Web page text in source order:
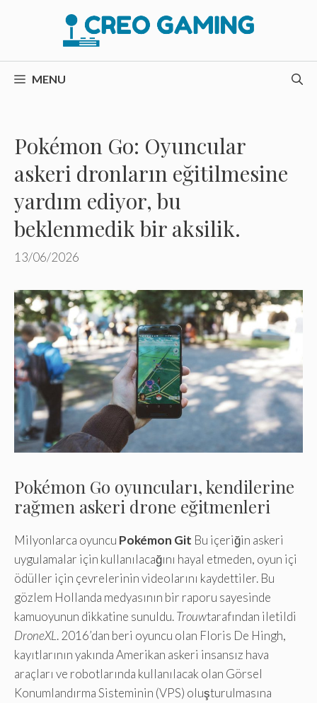
MENU
Pokémon Go: Oyuncular
askeri dronların eğitilmesine
yardım ediyor, bu
beklenmedik bir aksilik.
13/06/2026
Pokémon Go oyuncuları, kendilerine
rağmen askeri drone eğitmenleri
Milyonlarca oyuncu Pokémon Git Bu içeriğin askeri
uygulamalar için kullanılacağını hayal etmeden, oyun içi
ödüller için çevrelerinin videolarını kaydettiler. Bu
gözlem Hollanda medyasının bir raporu sayesinde
kamuoyunun dikkatine sunuldu.Trouwtarafından iletildi
DroneXL . 2016’dan beri oyuncu olan Floris De Hingh,
kayıtlarının yakında Amerikan askeri insansız hava
araçları ve robotlarında kullanılacak olan Görsel
Konumlandırma Sisteminin (VPS) oluşturulmasına